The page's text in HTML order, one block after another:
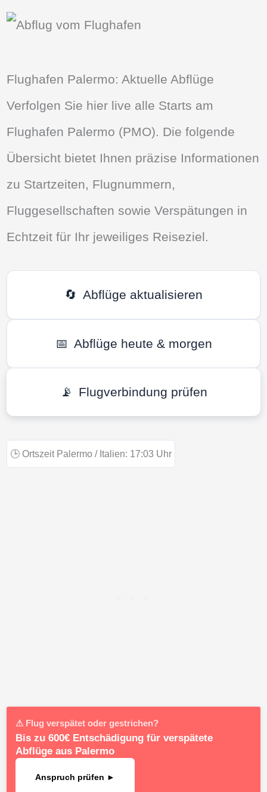
Flughafen Palermo: Aktuelle Abflüge
Verfolgen Sie hier live alle Starts am
Flughafen Palermo (PMO). Die folgende
Übersicht bietet Ihnen präzise Informationen
zu Startzeiten, Flugnummern,
Fluggesellschaften sowie Verspätungen in
Echtzeit für Ihr jeweiliges Reiseziel.
🔄 Abflüge aktualisieren
📅 Abflüge heute & morgen
📡 Flugverbindung prüfen
🕒 Ortszeit Palermo / Italien: 17:03 Uhr
⚠ Flug verspätet oder gestrichen?
Bis zu 600€ Entschädigung für verspätete
Abflüge aus Palermo
Anspruch prüfen ►